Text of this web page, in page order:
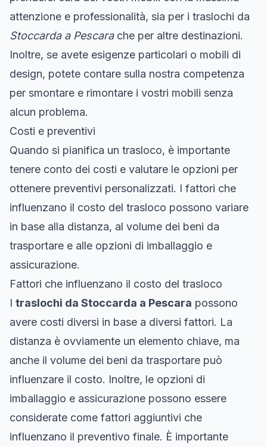
attenzione e professionalità, sia per i traslochi da
Stoccarda a Pescarache per altre destinazioni.
Inoltre, se avete esigenze particolari o mobili di
design, potete contare sulla nostra competenza
per smontare e rimontare i vostri mobili senza
alcun problema.
Costi e preventivi
Quando si pianifica un trasloco, è importante
tenere conto dei costi e valutare le opzioni per
ottenere preventivi personalizzati. I fattori che
influenzano il costo del trasloco possono variare
in base alla distanza, al volume dei beni da
trasportare e alle opzioni di imballaggio e
assicurazione.
Fattori che influenzano il costo del trasloco
I traslochi da Stoccarda a Pescara possono
avere costi diversi in base a diversi fattori. La
distanza è ovviamente un elemento chiave, ma
anche il volume dei beni da trasportare può
influenzare il costo. Inoltre, le opzioni di
imballaggio e assicurazione possono essere
considerate come fattori aggiuntivi che
influenzano il preventivo finale. È importante